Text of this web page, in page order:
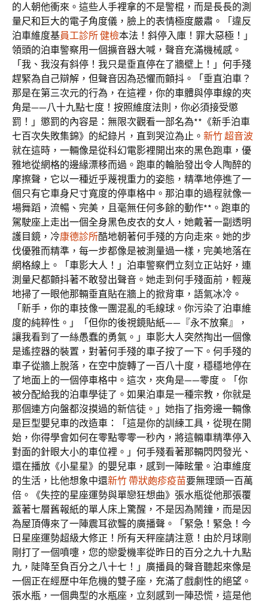
的人朝他衝來。這些人手裡拿的不是警棍，而是長長的測
量尺和巨大的電子角度儀，臉上的表情極度嚴肅。「違反
泊車維度基員工診所 健檢本法！斜停入庫！罪大惡極！」
領頭的泊車警察用一個擴音器大喊，聲音充滿機械感。
「我、我沒有斜停！我只是垂直停在了牆壁上！」何手殘
趕緊為自己辯解，但聲音因為恐懼而顫抖。「垂直泊車？
那是在第三次元的行為，在這裡，你的車體與停車線的夾
角是——八十九點七度！按照維度法則，你必須接受懲
罰！」懲罰的內容是：無限次觀看一部名為**《新手泊車
七百次失敗集錦》的紀錄片，直到哭泣為止。 新竹 超音波
就在這時，一輛像是從科幻電影裡開出來的黑色跑車，優
雅地從網格的邊緣漂移而過。跑車的輪胎發出令人陶醉的
摩擦聲，它以一種近乎蔑視重力的姿態，精準地停進了一
個只有它車身尺寸寬度的停車格中。那泊車的過程就像一
場舞蹈，流暢、完美，且毫無任何多餘的動作**。跑車的
駕駛座上走出一個全身黑色皮衣的女人，她戴著一副透明
護目鏡，冷康德診所酷地朝著何手殘的方向走來。她的步
伐優雅而精準，每一步都像是被測量過一樣，完美地落在
網格線上。「車影大人！」泊車警察們立刻立正站好，連
測量尺都顫抖著不敢發出聲音。她走到何手殘面前，輕蔑
地掃了一眼他那輛垂直貼在牆上的掀背車，語氣冰冷。
「新手，你的車技像一團混亂的毛線球。你污染了泊車維
度的純粹性。」「但你的後視鏡貼紙——『永不放棄』，
讓我看到了一絲愚蠢的勇氣。」車影大人突然掏出一個像
是遙控器的裝置，對著何手殘的車子按了一下。何手殘的
車子從牆上脫落，在空中旋轉了一百八十度，穩穩地停在
了地面上的一個停車格中。這次，夾角是——零度。「你
被分配給我的泊車學徒了。如果泊車是一種宗教，你就是
那個連方向盤都沒摸過的新信徒。」她指了指旁邊一輛像
是巨型嬰兒車的改造車：「這是你的訓練工具，從現在開
始，你得學會如何在零點零零一秒內，將這輛車精準停入
對面的針眼大小的車位裡。」何手殘看著那輛閃閃發光、
還在播放《小星星》的嬰兒車，感到一陣眩暈。泊車維度
的生活，比他想象中還新竹 帶狀皰疹疫苗要無理頭一百萬
倍。《失控的星座運勢與單戀狂想曲》張水瓶從他那張覆
蓋著七層舊報紙的單人床上驚醒，不是因為鬧鐘，而是因
為屋頂傳來了一陣震耳欲聾的廣播聲。「緊急！緊急！今
日星座運勢超級大修正！所有天秤座請注意！由於月球剛
剛打了一個噴嚏，您的戀愛機率從昨日的百分之九十九點
九，陡降至負百分之八十七！」廣播員的聲音聽起來像是
一個正在經歷中年危機的雙子座，充滿了戲劇性的絕望。
張水瓶，一個典型的水瓶座，立刻感到一陣恐慌，這是他